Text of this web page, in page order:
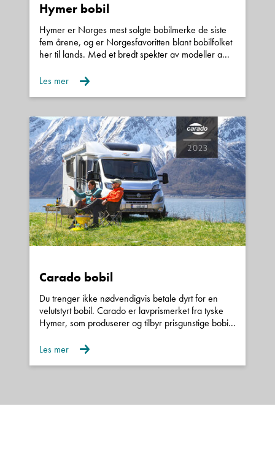
Hymer bobil
Hymer er Norges mest solgte bobilmerke de siste
fem årene, og er Norgesfavoritten blant bobilfolket
her til lands. Med et bredt spekter av modeller a...
Les mer
Carado bobil
Du trenger ikke nødvendigvis betale dyrt for en
velutstyrt bobil. Carado er lavprismerket fra tyske
Hymer, som produserer og tilbyr prisgunstige bobi...
Les mer